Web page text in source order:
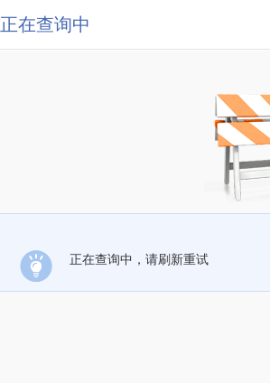
正在查询中
正在查询中，请刷新重试